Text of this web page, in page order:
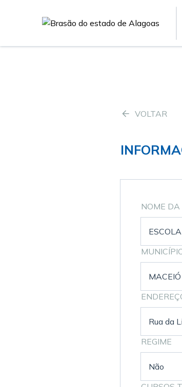
VOLTAR
NOME
MACEIÓ
Rua da
REGIME
Não